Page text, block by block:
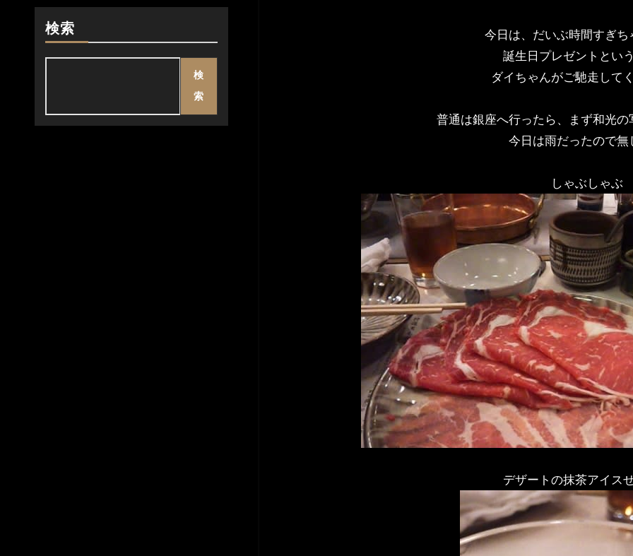
検索
検
索
今日は、だいぶ時間すぎち
誕生日プレゼントとい
ダイちゃんがご馳走して
普通は銀座へ行ったら、まず和光
今日は雨だったので無
しゃぶしゃぶ
デザートの抹茶アイス